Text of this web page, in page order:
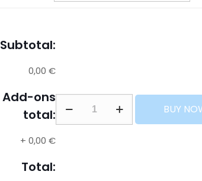
Subtotal:
0,00 €
Add-ons
total:
+ 0,00 €
Total:
BUY